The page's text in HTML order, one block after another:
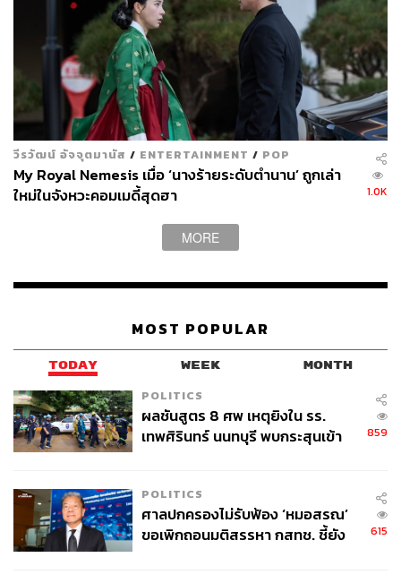
ตัวอย่างซีรีส์
วีรวัฒน์ อัจจุตมานัส / ENTERTAINMENT / POP
My Royal Nemesis เมื่อ ‘นางร้ายระดับตำนาน’ ถูกเล่า
ใหม่ในจังหวะคอมเมดี้สุดฮา
1.0K
MORE
MOST POPULAR
TODAY WEEK MONTH
POLITICS
ผลชันสูตร 8 ศพ เหตุยิงใน รร.
เทพศิรินทร์ นนทบุรี พบกระสุนเข้า
859
POLITICS
ศาลปกครองไม่รับฟ้อง ‘หมอสรณ’
ขอเพิกถอนมติสรรหา กสทช. ชี้ยัง
615